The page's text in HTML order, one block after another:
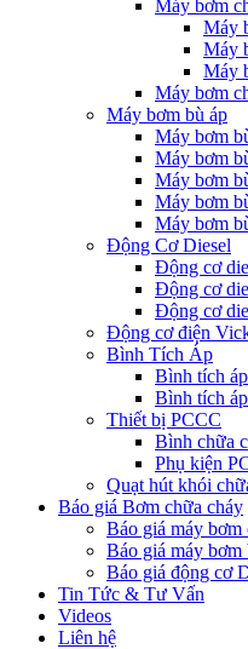
Máy bơm
Máy
Máy
Máy
Máy bơm
Máy bơm bù áp
Máy bơm
Máy bơm
Máy bơm
Máy bơm
Máy bơm
Động Cơ Diesel
Động cơ
Động cơ
Động cơ
Động cơ điện
Bình Tích Áp
Bình tích
Bình tích
Thiết bị PCCC
Bình chữa
Phụ kiện
Quạt hút khói
Báo giá Bơm chữa cháy
Báo giá máy bơm
Báo giá máy bơm
Báo giá động cơ
Tin Tức & Tư Vấn
Videos
Liên hệ